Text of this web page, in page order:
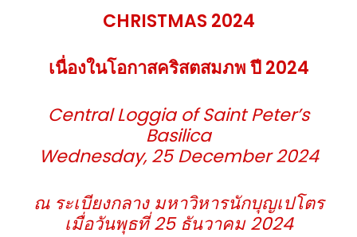
CHRISTMAS 2024
เนื่องในโอกาสคริสตสมภพ ปี2024
Central Loggia of Saint Peter’s
Basilica
Wednesday, 25 December 2024
ณ ระเบียงกลาง มหาวิหารนักบุญเปโตร
เมื่อวันพุธที่25 ธันวาคม 2024